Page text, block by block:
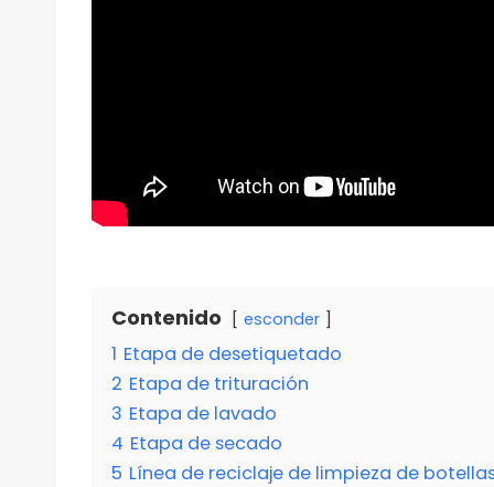
Contenido esconder
1 Etapa de desetiquetado
2 Etapa de trituración
3 Etapa de lavado
4 Etapa de secado
5 Línea de reciclaje de limpieza de